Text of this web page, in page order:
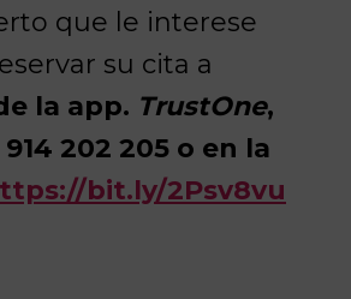
que le interese
su cita a
la app. TrustOne,
202 205 o en la
bit.ly/2Psv8vu